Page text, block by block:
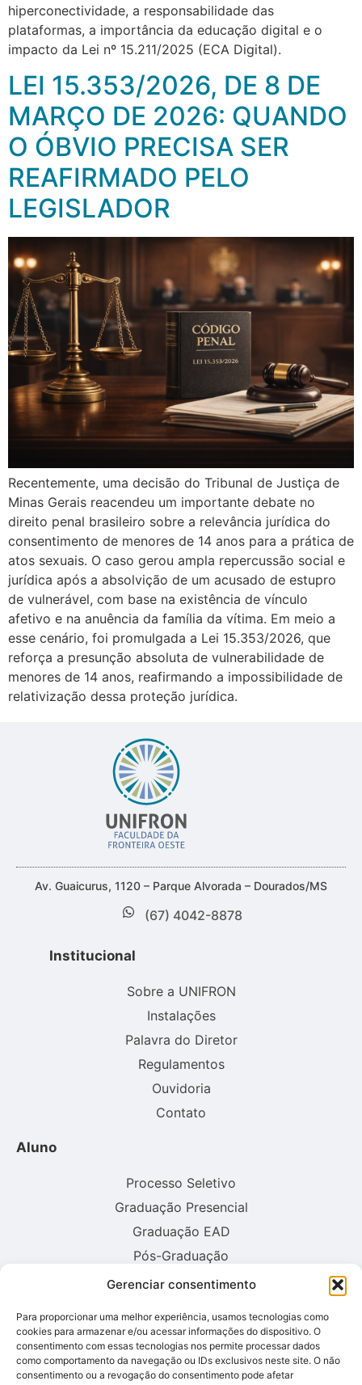
Gerenciar consentimento
Para proporcionar uma melhor experiência, usamos tecnologias como
cookies para armazenar e/ou acessar informações do dispositivo. O
consentimento com essas tecnologias nos permite processar dados
como comportamento da navegação ou IDs exclusivos neste site. O não
consentimento ou a revogação do consentimento pode afetar
hiperconectividade, a responsabilidade das
plataformas, a importância da educação digital e o
impacto da Lei nº 15.211/2025 (ECA Digital).
LEI 15.353/2026, DE 8 DE
MARÇO DE 2026: QUANDO
O ÓBVIO PRECISA SER
REAFIRMADO PELO
LEGISLADOR
Recentemente, uma decisão do Tribunal de Justiça de
Minas Gerais reacendeu um importante debate no
direito penal brasileiro sobre a relevância jurídica do
consentimento de menores de 14 anos para a prática de
atos sexuais. O caso gerou ampla repercussão social e
jurídica após a absolvição de um acusado de estupro
de vulnerável, com base na existência de vínculo
afetivo e na anuência da família da vítima. Em meio a
esse cenário, foi promulgada a Lei 15.353/2026, que
reforça a presunção absoluta de vulnerabilidade de
menores de 14 anos, reafirmando a impossibilidade de
relativização dessa proteção jurídica.
Av. Guaicurus, 1120 – Parque Alvorada – Dourados/MS
(67) 4042-8878
Institucional
Sobre a UNIFRON
Instalações
Palavra do Diretor
Regulamentos
Ouvidoria
Contato
Aluno
Processo Seletivo
Graduação Presencial
Graduação EAD
Pós-Graduação
Consulte aqui o cadastro da instituição no sistema E-MEC: